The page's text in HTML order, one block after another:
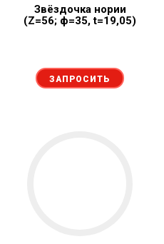
Звёздочка нории
(Z=56; ф=35, t=19,05)
ЗАПРОСИТЬ